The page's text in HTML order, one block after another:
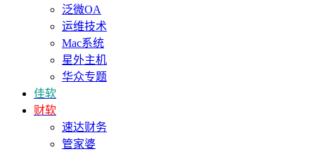
泛微OA
运维技术
Mac系统
星外主机
华众专题
佳软
财软
速达财务
管家婆